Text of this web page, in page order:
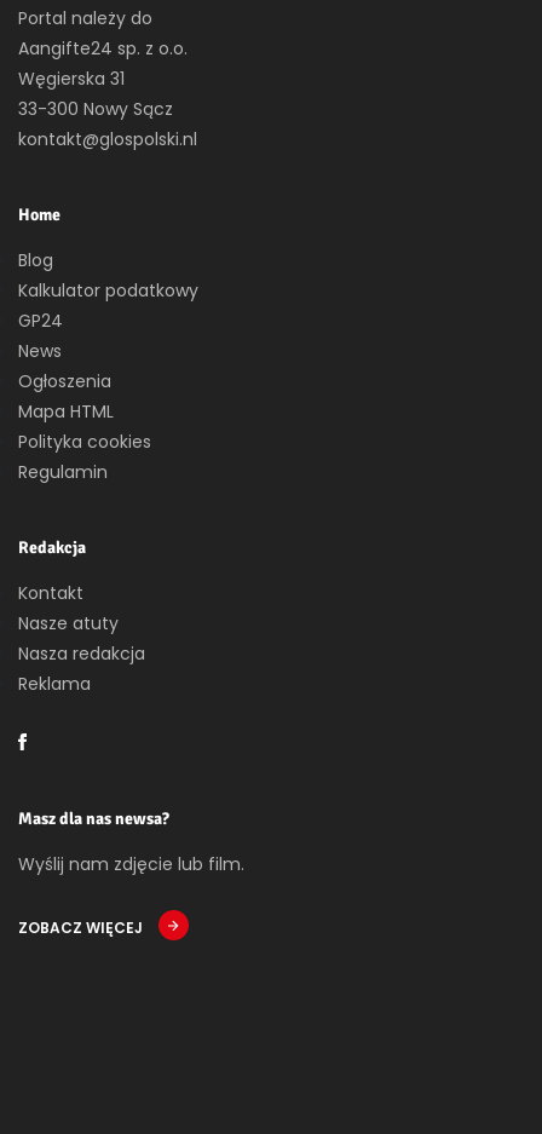
Portal należy do
Aangifte24 sp. z o.o.
Węgierska 31
33-300 Nowy Sącz
kontakt@glospolski.nl
Home
Blog
Kalkulator podatkowy
GP24
News
Ogłoszenia
Mapa HTML
Polityka cookies
Regulamin
Redakcja
Kontakt
Nasze atuty
Nasza redakcja
Reklama
Masz dla nas newsa?
Wyślij nam zdjęcie lub film.
ZOBACZ WIĘCEJ